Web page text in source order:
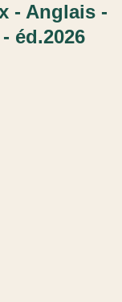
- Anglais -
éd.2026